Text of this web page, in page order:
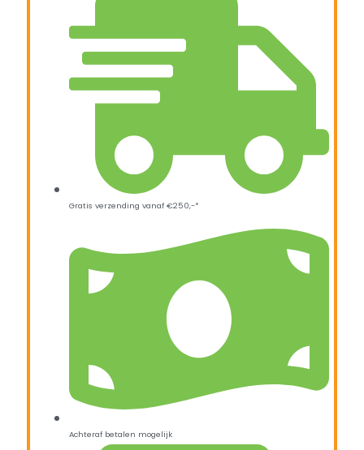
Gratis verzending vanaf €250,-*
Achteraf betalen mogelijk